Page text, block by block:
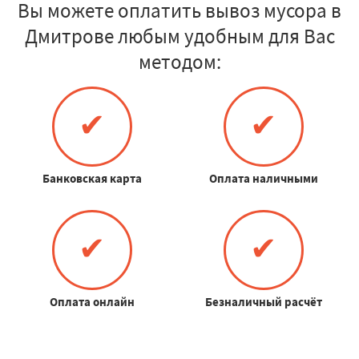
Вы можете оплатить вывоз мусора в
Дмитрове любым удобным для Вас
методом:
✔
Банковская карта
✔
Оплата наличными
✔
Оплата онлайн
✔
Безналичный расчёт